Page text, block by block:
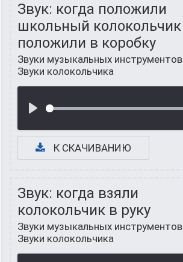
Звук: когда положили
школьный колокольчик
положили в коробку
Звуки музыкальных инструментов
Звуки колокольчика
К СКАЧИВАНИЮ
Звук: когда взяли
колокольчик в руку
Звуки музыкальных инструментов
Звуки колокольчика